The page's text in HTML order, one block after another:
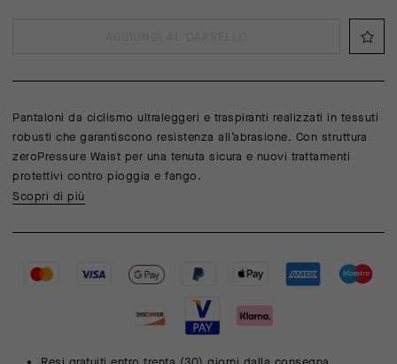
Pantaloni da ciclismo ultraleggeri e traspiranti realizzati in tessuti
robusti che garantiscono resistenza all’abrasione. Con struttura
zeroPressure Waist per una tenuta sicura e nuovi trattamenti
protettivi contro pioggia e fango.
Scopri di più